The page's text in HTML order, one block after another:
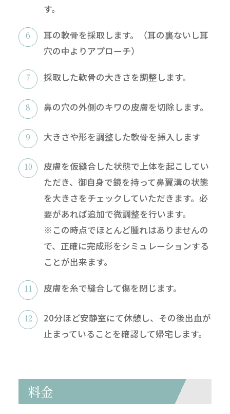
す。
耳の軟骨を採取します。（耳の裏ないし耳
穴の中よりアプローチ）
採取した軟骨の大きさを調整します。
鼻の穴の外側のキワの皮膚を切除します。
大きさや形を調整した軟骨を挿入します
皮膚を仮縫合した状態で上体を起こしてい
ただき、御自身で鏡を持って鼻翼溝の状態
を大きさをチェックしていただきます。必
要があれば追加で微調整を行います。
※この時点でほとんど腫れはありませんの
で、正確に完成形をシミュレーションする
ことが出来ます。
皮膚を糸で縫合して傷を閉じます。
20分ほど安静室にて休憩し、その後出血が
止まっていることを確認して帰宅します。
料金